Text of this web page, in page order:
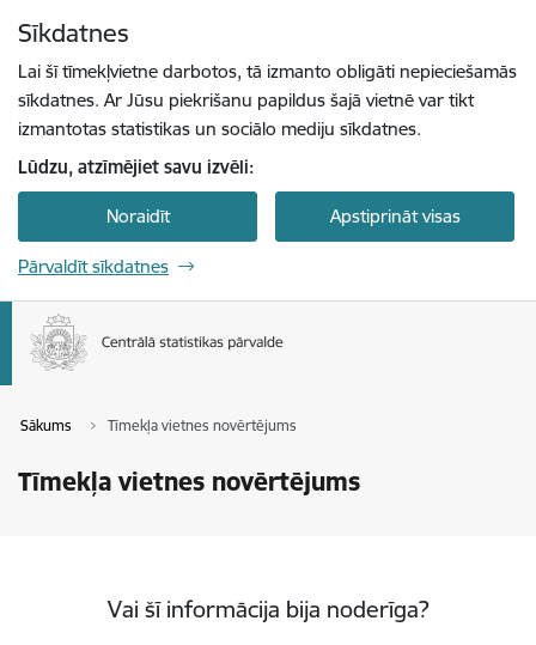
Sīkdatnes
Lai šī tīmekļvietne darbotos, tā izmanto obligāti nepieciešamās
sīkdatnes. Ar Jūsu piekrišanu papildus šajā vietnē var tikt
izmantotas statistikas un sociālo mediju sīkdatnes.
Lūdzu, atzīmējiet savu izvēli:
Noraidīt Apstiprināt visas
Pārvaldīt sīkdatnes
Sākums Tīmekļa vietnes novērtējums
Tīmekļa vietnes novērtējums
Vai šī informācija bija noderīga?